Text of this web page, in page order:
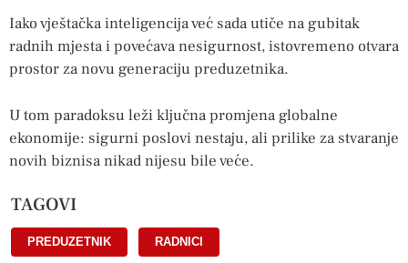
Iako vještačka inteligencija već sada utiče na gubitak
radnih mjesta i povećava nesigurnost, istovremeno otvara
prostor za novu generaciju preduzetnika.
U tom paradoksu leži ključna promjena globalne
ekonomije: sigurni poslovi nestaju, ali prilike za stvaranje
novih biznisa nikad nijesu bile veće.
TAGOVI
PREDUZETNIK RADNICI